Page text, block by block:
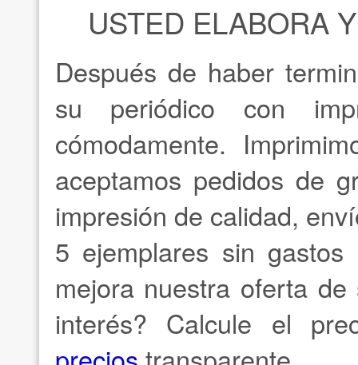
USTED ELABORA
Después de haber
su periódico con
cómodamente.
aceptamos pedidos de
impresión de calidad,
5 ejemplares sin gastos
mejora nuestra oferta
interés? Calcule el